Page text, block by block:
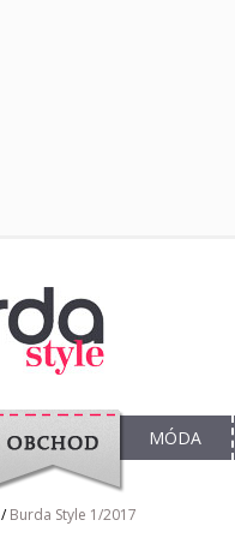
OBCHOD
MÓDA
/ Burda Style 1/2017